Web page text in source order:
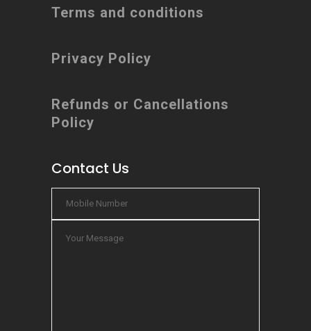
Terms and conditions
Privacy Policy
Refunds or Cancellations
Policy
Contact Us